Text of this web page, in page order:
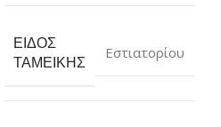
ΕΊΔΟΣ
ΤΑΜΕΙΚΉΣ
Εστιατορίου